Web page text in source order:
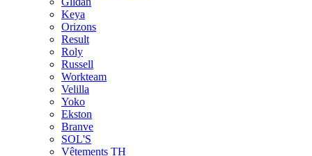
Keya
Orizons
Result
Roly
Russell
Workteam
Velilla
Yoko
Ekston
Branve
SOL'S
Vêtements TH